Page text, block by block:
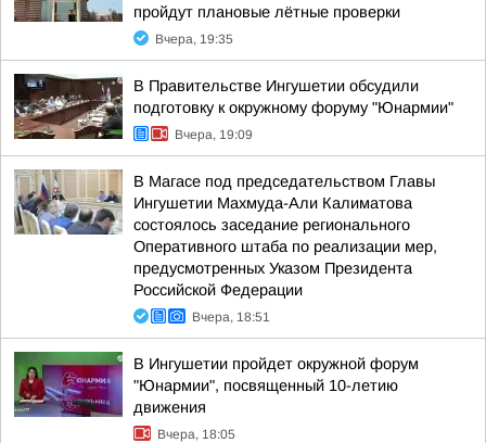
пройдут плановые лётные проверки
Вчера, 19:35
В Правительстве Ингушетии обсудили
подготовку к окружному форуму "Юнармии"
Вчера, 19:09
В Магасе под председательством Главы
Ингушетии Махмуда-Али Калиматова
состоялось заседание регионального
Оперативного штаба по реализации мер,
предусмотренных Указом Президента
Российской Федерации
Вчера, 18:51
В Ингушетии пройдет окружной форум
"Юнармии", посвященный 10-летию
движения
Вчера, 18:05